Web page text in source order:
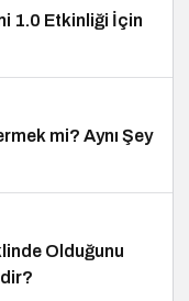
1.0 Etkinliği İçin
mi? Aynı Şey
Olduğunu